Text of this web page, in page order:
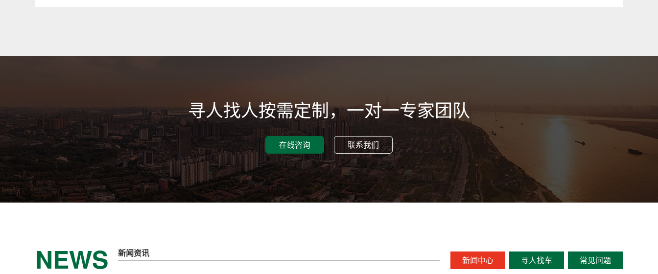
寻人找人按需定制，一对一专家团队
在线咨询 联系我们
NEWS 新闻资讯
新闻中心 寻人找车 常见问题